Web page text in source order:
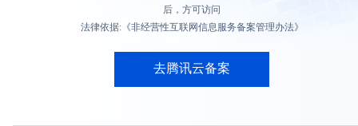
后，方可访问
法律依据:《非经营性互联网信息服务备案管理办法》
去腾讯云备案